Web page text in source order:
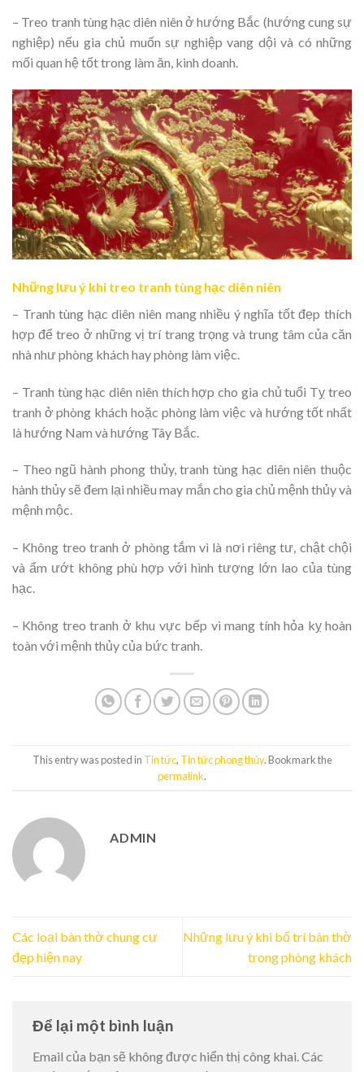
– Treo tranh tùng hạc diên niên ở hướng Bắc (hướng cung sự
nghiệp) nếu gia chủ muốn sự nghiệp vang dội và có những
mối quan hệ tốt trong làm ăn, kinh doanh.
Những lưu ý khi treo tranh tùng hạc diên niên
– Tranh tùng hạc diên niên mang nhiều ý nghĩa tốt đẹp thích
hợp để treo ở những vị trí trang trọng và trung tâm của căn
nhà như phòng khách hay phòng làm việc.
– Tranh tùng hạc diên niên thích hợp cho gia chủ tuổi Tỵ treo
tranh ở phòng khách hoặc phòng làm việc và hướng tốt nhất
là hướng Nam và hướng Tây Bắc.
– Theo ngũ hành phong thủy, tranh tùng hạc diên niên thuộc
hành thủy sẽ đem lại nhiều may mắn cho gia chủ mệnh thủy và
mệnh mộc.
– Không treo tranh ở phòng tắm vì là nơi riêng tư, chật chội
và ẩm ướt không phù hợp với hình tượng lớn lao của tùng
hạc.
– Không treo tranh ở khu vực bếp vì mang tính hỏa kỵ hoàn
toàn với mệnh thủy của bức tranh.
This entry was posted in Tin tức, Tin tức phong thủy. Bookmark the
permalink.
ADMIN
Các loại bàn thờ chung cư
đẹp hiện nay
Những lưu ý khi bố trí bàn thờ
trong phòng khách
Để lại một bình luận
Email của bạn sẽ không được hiển thị công khai.Các